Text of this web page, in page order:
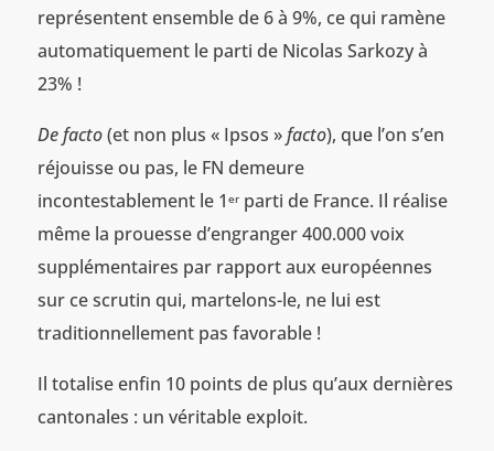
représentent ensemble de 6 à 9%, ce qui ramène
automatiquement le parti de Nicolas Sarkozy à
23% !
De facto(et non plus « Ipsos »facto), que l’on s’en
réjouisse ou pas, le FN demeure
incontestablement le 1 erparti de France. Il réalise
même la prouesse d’engranger 400.000 voix
supplémentaires par rapport aux européennes
sur ce scrutin qui, martelons-le, ne lui est
traditionnellement pas favorable !
Il totalise enfin 10 points de plus qu’aux dernières
cantonales : un véritable exploit.